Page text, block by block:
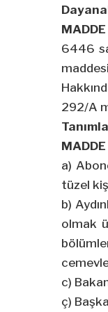
6446
292/A
a)
tüzel
b)
olmak
c)
ç)